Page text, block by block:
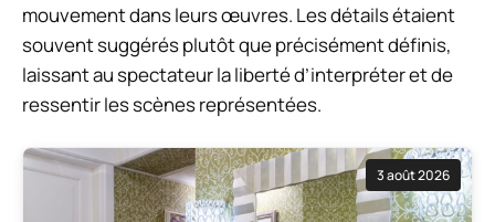
mouvement dans leurs œuvres. Les détails étaient
souvent suggérés plutôt que précisément définis,
laissant au spectateur la liberté d’interpréter et de
ressentir les scènes représentées.
3 août 2026